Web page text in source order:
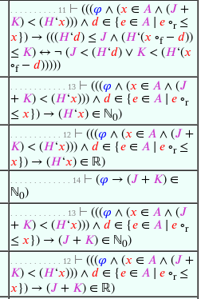
. . . . . . . . . . 11 ⊢ (((𝜑 ∧ (𝑥 ∈ 𝐴 ∧ (𝐽 +
𝐾) < (𝐻‘𝑥))) ∧ 𝑑 ∈ {𝑒 ∈ 𝐴 𝑒 ∘r≤
𝑥 }) → (((𝐻‘𝑑) ≤ 𝐽 ∧ (𝐻‘(𝑥 ∘f− 𝑑))
≤ 𝐾) ↔ ¬ (𝐽 < (𝐻‘𝑑) ∨ 𝐾 < (𝐻‘(𝑥
∘f− 𝑑)))))
. . . . . . . . . . . . 13 ⊢ (((𝜑 ∧ (𝑥 ∈ 𝐴 ∧ (𝐽
+ 𝐾) < (𝐻‘𝑥))) ∧ 𝑑 ∈ {𝑒 ∈ 𝐴 𝑒 ∘r
≤ 𝑥 }) → (𝐻‘𝑥) ∈ ℕ0)
. . . . . . . . . . . 12 ⊢ (((𝜑 ∧ (𝑥 ∈ 𝐴 ∧ (𝐽 +
𝐾) < (𝐻‘𝑥))) ∧ 𝑑 ∈ {𝑒 ∈ 𝐴 𝑒 ∘r≤
𝑥 }) → (𝐻‘𝑥) ∈ ℝ)
. . . . . . . . . . . . . 14 ⊢ (𝜑 → (𝐽 + 𝐾) ∈
ℕ0)
. . . . . . . . . . . . 13 ⊢ (((𝜑 ∧ (𝑥 ∈ 𝐴 ∧ (𝐽
+ 𝐾) < (𝐻‘𝑥))) ∧ 𝑑 ∈ {𝑒 ∈ 𝐴 𝑒 ∘r
≤ 𝑥 }) → (𝐽 + 𝐾) ∈ ℕ0)
. . . . . . . . . . . 12 ⊢ (((𝜑 ∧ (𝑥 ∈ 𝐴 ∧ (𝐽 +
𝐾) < (𝐻‘𝑥))) ∧ 𝑑 ∈ {𝑒 ∈ 𝐴 𝑒 ∘r≤
𝑥 }) → (𝐽 + 𝐾) ∈ ℝ)